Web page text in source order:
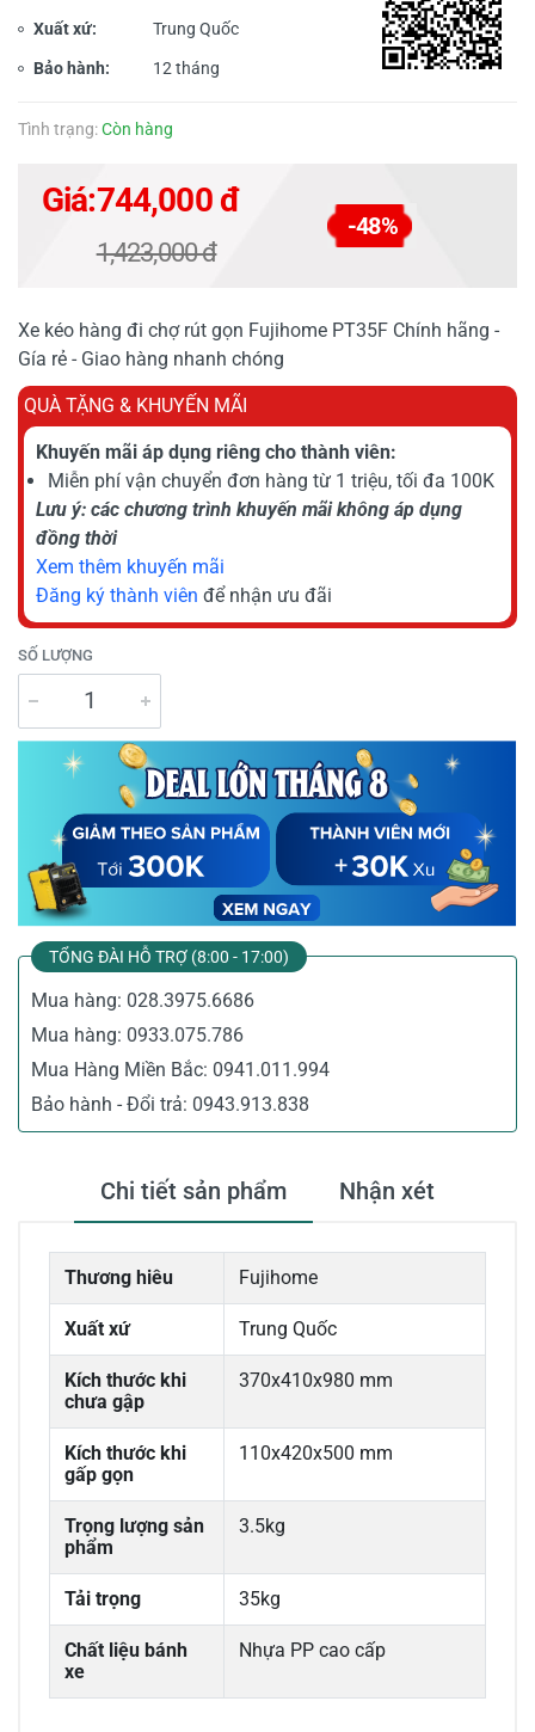
Xuất xứ: Trung Quốc
Bảo hành: 12 tháng
Tình trạng:Còn hàng
Giá:744,000 đ
1,423,000 đ
-48%
Xe kéo hàng đi chợ rút gọn Fujihome PT35F Chính hãng -
Gía rẻ - Giao hàng nhanh chóng
QUÀ TẶNG & KHUYẾN MÃI
Khuyến mãi áp dụng riêng cho thành viên:
Miễn phí vận chuyển đơn hàng từ 1 triệu, tối đa 100K
Lưu ý: các chương trình khuyến mãi không áp dụng
đồng thời
Xem thêm khuyến mãi
Đăng ký thành viên để nhận ưu đãi
SỐ LƯỢNG
TỔNG ĐÀI HỖ TRỢ (8:00 - 17:00)
Mua hàng: 028.3975.6686
Mua hàng: 0933.075.786
Mua Hàng Miền Bắc: 0941.011.994
Bảo hành - Đổi trả: 0943.913.838
Chi tiết sản phẩm Nhận xét
Thương hiêu Fujihome
Xuất xứ Trung Quốc
Kích thước khi
chưa gập
370x410x980 mm
Kích thước khi
gấp gọn
110x420x500 mm
Trọng lượng sản
phẩm
3.5kg
Tải trọng 35kg
Chất liệu bánh
xe
Nhựa PP cao cấp